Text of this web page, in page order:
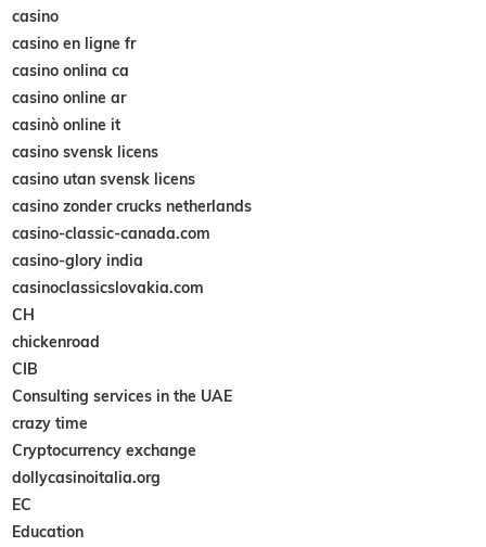
casino
casino en ligne fr
casino onlina ca
casino online ar
casinò online it
casino svensk licens
casino utan svensk licens
casino zonder crucks netherlands
casino-classic-canada.com
casino-glory india
casinoclassicslovakia.com
CH
chickenroad
CIB
Consulting services in the UAE
crazy time
Cryptocurrency exchange
dollycasinoitalia.org
EC
Education